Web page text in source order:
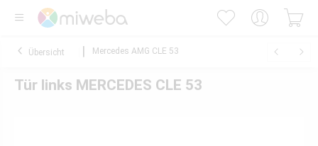
Übersicht Mercedes AMG CLE 53
Tür links MERCEDES CLE 53